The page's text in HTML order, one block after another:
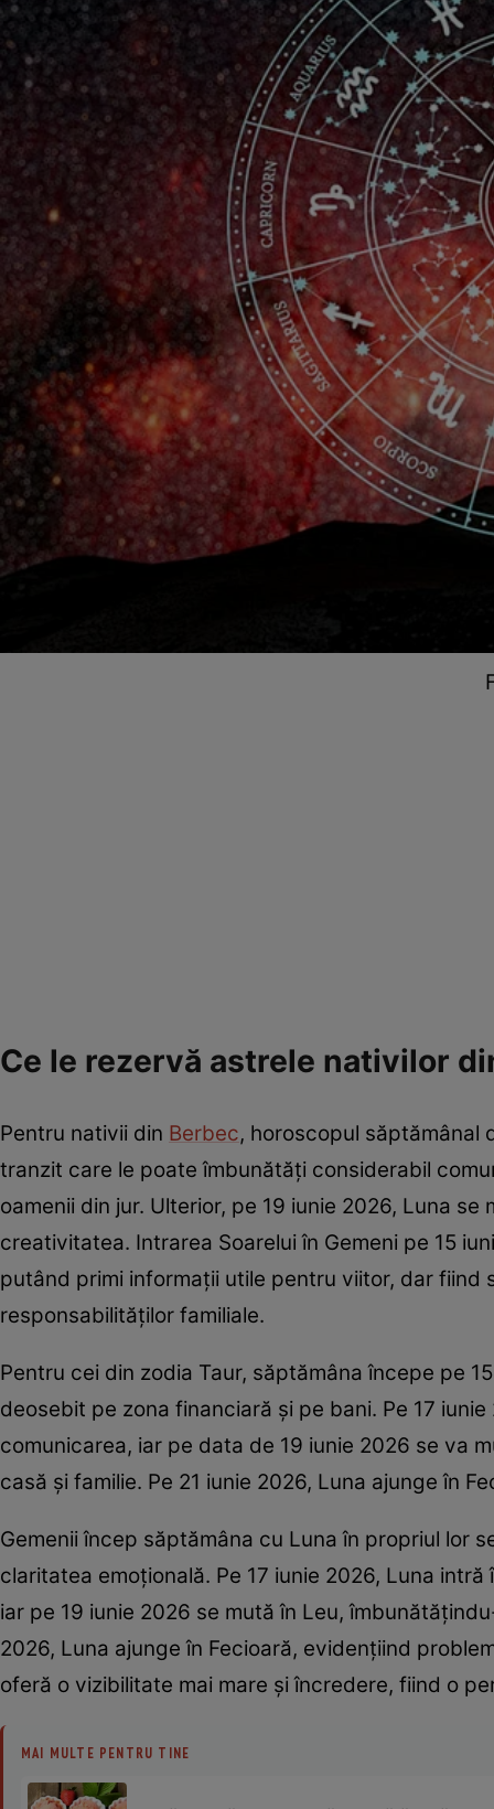
Ce le rezervă astrele nativilor
Pentru nativii din Berbec, horoscopul săptămânal
tranzit care le poate îmbunătăți considerabil
oamenii din jur. Ulterior, pe 19 iunie 2026, Luna
creativitatea. Intrarea Soarelui în Gemeni pe 15
putând primi informații utile pentru viitor, dar
responsabilităților familiale.
Pentru cei din zodia Taur, săptămâna începe pe
deosebit pe zona financiară și pe bani. Pe 17
comunicarea, iar pe data de 19 iunie 2026 se va
casă și familie. Pe 21 iunie 2026, Luna ajunge în
Gemenii încep săptămâna cu Luna în propriul lor
claritatea emoțională. Pe 17 iunie 2026, Luna
iar pe 19 iunie 2026 se mută în Leu,
2026, Luna ajunge în Fecioară, evidențiind
oferă o vizibilitate mai mare și încredere, fiind o
MAI MULTE PENTRU TINE